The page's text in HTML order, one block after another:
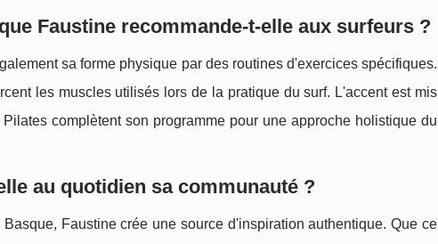
Faustine recommande-t-elle aux surfeurs ?
sa forme physique par des routines d'exercices spécifiques.
les muscles utilisés lors de la pratique du surf. L'accent est mis
complètent son programme pour une approche holistique du
au quotidien sa communauté ?
Faustine crée une source d'inspiration authentique. Que ce